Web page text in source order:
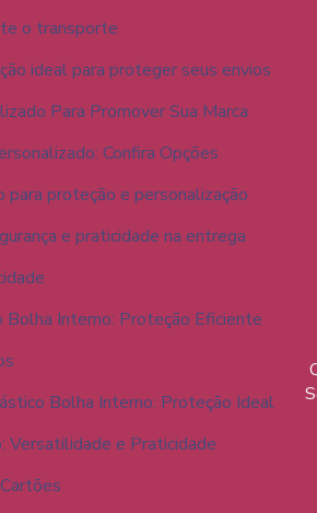
o transporte
ideal para proteger seus envios
Para Promover Sua Marca
Confira Opções
para proteção e personalização
e praticidade na entrega
Interno: Proteção Eficiente
Bolha Interno: Proteção Ideal
Versatilidade e Praticidade